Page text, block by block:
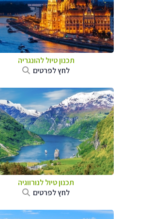
תכנון טיול להונגריה
לחץ לפרטים
תכנון טיול לנורווגיה
לחץ לפרטים